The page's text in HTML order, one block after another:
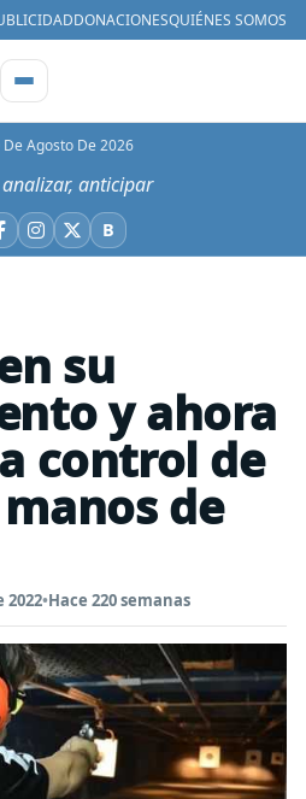
DONACIONESQUIÉNES SOMOS
De Agosto De 2026
anticipar
Instagram
X BBluesky
su
y ahora
control de
de
2022•Hace 220 semanas